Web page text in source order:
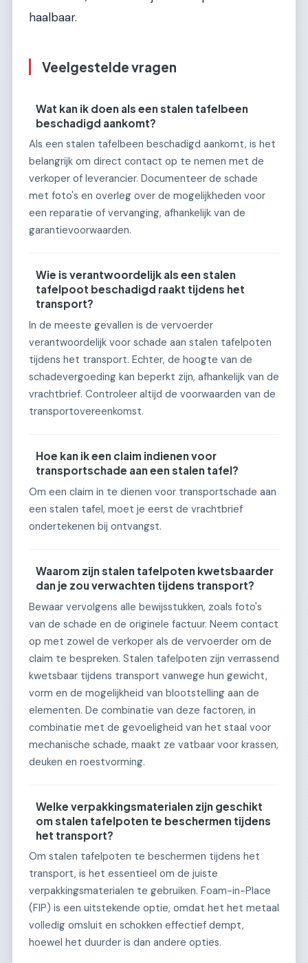
haalbaar.
Veelgestelde vragen
Wat kan ik doen als een stalen tafelbeen
beschadigd aankomt?
Als een stalen tafelbeen beschadigd aankomt, is het
belangrijk om direct contact op te nemen met de
verkoper of leverancier. Documenteer de schade
met foto's en overleg over de mogelijkheden voor
een reparatie of vervanging, afhankelijk van de
garantievoorwaarden.
Wie is verantwoordelijk als een stalen
tafelpoot beschadigd raakt tijdens het
transport?
In de meeste gevallen is de vervoerder
verantwoordelijk voor schade aan stalen tafelpoten
tijdens het transport. Echter, de hoogte van de
schadevergoeding kan beperkt zijn, afhankelijk van de
vrachtbrief. Controleer altijd de voorwaarden van de
transportovereenkomst.
Hoe kan ik een claim indienen voor
transportschade aan een stalen tafel?
Om een claim in te dienen voor transportschade aan
een stalen tafel, moet je eerst de vrachtbrief
ondertekenen bij ontvangst.
Waarom zijn stalen tafelpoten kwetsbaarder
dan je zou verwachten tijdens transport?
Bewaar vervolgens alle bewijsstukken, zoals foto's
van de schade en de originele factuur. Neem contact
op met zowel de verkoper als de vervoerder om de
claim te bespreken. Stalen tafelpoten zijn verrassend
kwetsbaar tijdens transport vanwege hun gewicht,
vorm en de mogelijkheid van blootstelling aan de
elementen. De combinatie van deze factoren, in
combinatie met de gevoeligheid van het staal voor
mechanische schade, maakt ze vatbaar voor krassen,
deuken en roestvorming.
Welke verpakkingsmaterialen zijn geschikt
om stalen tafelpoten te beschermen tijdens
het transport?
Om stalen tafelpoten te beschermen tijdens het
transport, is het essentieel om de juiste
verpakkingsmaterialen te gebruiken. Foam-in-Place
(FIP) is een uitstekende optie, omdat het het metaal
volledig omsluit en schokken effectief dempt,
hoewel het duurder is dan andere opties.